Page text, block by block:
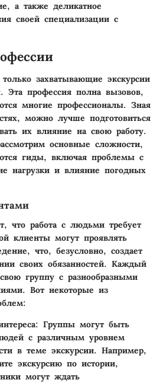
а также деликатное
своей специализации с
захватывающие экскурсии
Эта профессия полна вызовов,
многие профессионалы. Зная
можно лучше подготовиться
их влияние на свою работу.
основные сложности,
гиды, включая проблемы с
нагрузки и влияние погодных
что работа с людьми требует
клиенты могут проявлять
что, безусловно, создает
своих обязанностей. Каждый
группу с разнообразными
Вот некоторые из
: Группы могут быть
с различным уровнем
в теме экскурсии. Например,
экскурсию по истории,
могут ждать